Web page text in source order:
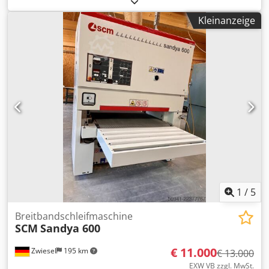
Weber 32 mm - genutete Stahlkallibrierwalze -
Bandabblasung - Vakuumteppich Schleifbreite: 1100 mm
Antrieb: 15 kW Vorschub ca. 1,1 kW Höhenverstellung 0,25
kW Schleifbandabmessungen: 1150 x 2500 mm
Werkstückdicke max.: 150 mm Maschinenbreite: 1700 mm
Maschinenlänge: 2000 mm Maschinenhöhe: 2160 + 150
mm Maschinengewicht: 1900 kg Arbeitshöhe konstant: 850
mm Absaugstutzen: Band 180 mm / Bürste 120 mm
Saugluftmenge: 0,74 m³/s Anschlußwert: 23 kW
Anschlusswert Druckluft: 7 bar Vorschubgeschwindigkeit:
3-15 m/min. Betriebsstunden : 7000 h Dkodpfx Asx
Twcpsfajr Lagerort: Nattheim
Kleinanzeige
1 / 5
Zwiesel 195 km
Breitbandschleifmaschine
SCM Sandya 600
€ 11.000€ 13.000
EXW VB zzgl. MwSt.